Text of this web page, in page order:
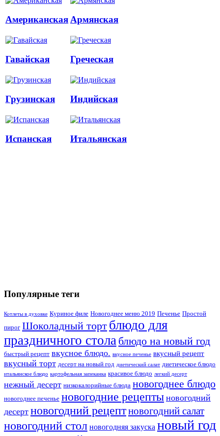
Американская Армянская
Гавайская Греческая
Грузинская Индийская
Испанская Итальянская
Популярные теги
Котлеты в духовке Куриное филе Новогоднее меню 2019 Печенье Простой
пирог Шоколадный торт блюдо для
праздничного стола блюдо на новый год
быстрый рецепт вкусное блюдо. вкусное печенье вкусный рецепт
вкусный торт десерт на новый год диетический салат диетическое блюдо
итальянское блюдо картофельная запеканка красивое блюдо легкий десерт
нежный десерт низкокалорийные блюда новогоднее блюдо
новогоднее печенье новогодние рецепты новогодний
десерт новогодний рецептновогодний салат
новогодний стол новогодняя закуска новый год